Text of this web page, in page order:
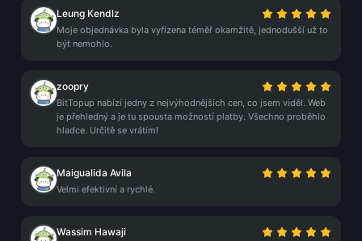
Leung Kendlz
Moje objednávka byla vyřízena téměř okamžitě, jednodušší už to
být nemohlo.
zoopry
BitTopup nabízí jedny z nejvýhodnějších cen, co jsem viděl. Web
je přehledný a je tu spousta možností platby. Všechno proběhlo
hladce. Určitě se vrátím!
Maigualida Avila
Velmi efektivní a rychlé.
Wassim Hawaji